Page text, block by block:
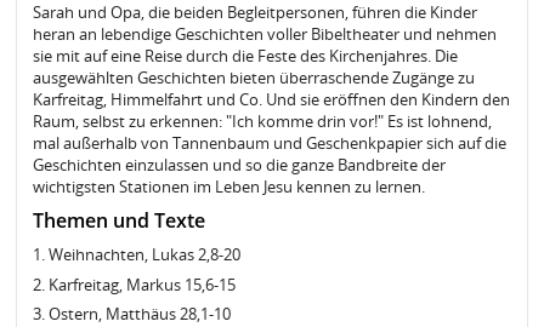
Sarah und Opa, die beiden Begleitpersonen, führen die Kinder
heran an lebendige Geschichten voller Bibeltheater und nehmen
sie mit auf eine Reise durch die Feste des Kirchenjahres. Die
ausgewählten Geschichten bieten überraschende Zugänge zu
Karfreitag, Himmelfahrt und Co. Und sie eröffnen den Kindern den
Raum, selbst zu erkennen: "Ich komme drin vor!" Es ist lohnend,
mal außerhalb von Tannenbaum und Geschenkpapier sich auf die
Geschichten einzulassen und so die ganze Bandbreite der
wichtigsten Stationen im Leben Jesu kennen zu lernen.
Themen und Texte
1. Weihnachten, Lukas 2,8-20
2. Karfreitag, Markus 15,6-15
3. Ostern, Matthäus 28,1-10